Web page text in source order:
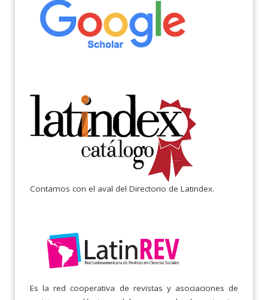
Contamos con el aval del Directorio de Latindex.
Es la red cooperativa de revistas y asociaciones de